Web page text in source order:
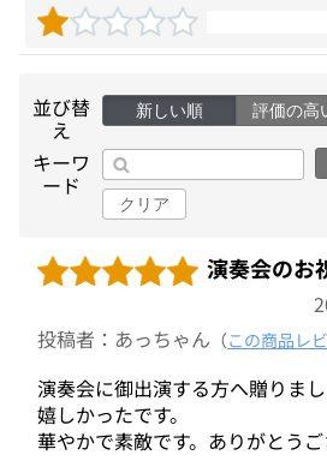
並び替
え
新しい順 評価の高
キーワ
ード
クリア
演奏会のお
投稿者：あっちゃん （この商品レ
演奏会に御出演する方へ贈りま
嬉しかったです。
華やかで素敵です。ありがとうご